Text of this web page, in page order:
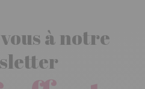
à notre